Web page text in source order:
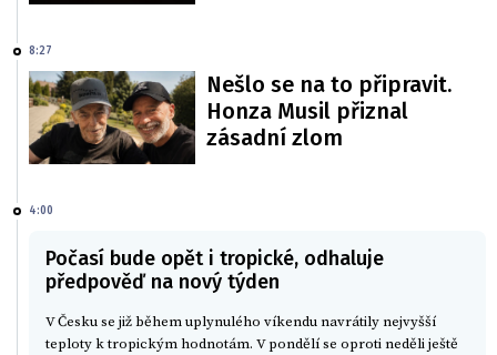
8:27
Nešlo se na to připravit.
Honza Musil přiznal
zásadní zlom
4:00
Počasí bude opět i tropické, odhaluje
předpověď na nový týden
V Česku se již během uplynulého víkendu navrátily nejvyšší
teploty k tropickým hodnotám. V pondělí se oproti neděli ještě